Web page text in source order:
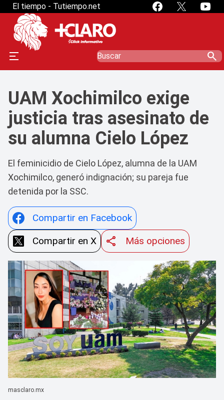
El tiempo - Tutiempo.net
search
UAM Xochimilco exige
justicia tras asesinato de
su alumna Cielo López
El feminicidio de Cielo López, alumna de la UAM
Xochimilco, generó indignación; su pareja fue
detenida por la SSC.
Compartir en Facebook
Compartir en X
Más opciones
masclaro.mx